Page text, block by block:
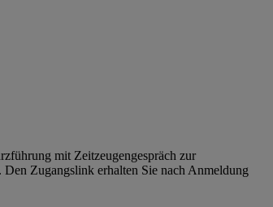
mit Zeitzeugengespräch zur
Zugangslink erhalten Sie nach Anmeldung